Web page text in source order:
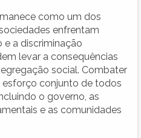
como um dos
enfrentam
e a discriminação
levar a consequências
social. Combater
esforço conjunto de todos
o governo, as
e as comunidades